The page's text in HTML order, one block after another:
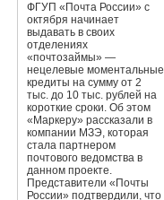
ФГУП «Почта России» с
октября начинает
выдавать в своих
отделениях
«почтозаймы» —
нецелевые моментальные
кредиты на сумму от 2
тыс. до 10 тыс. рублей на
короткие сроки. Об этом
«Маркеру» рассказали в
компании МЗЭ, которая
стала партнером
почтового ведомства в
данном проекте.
Представители «Почты
России» подтвердили, что